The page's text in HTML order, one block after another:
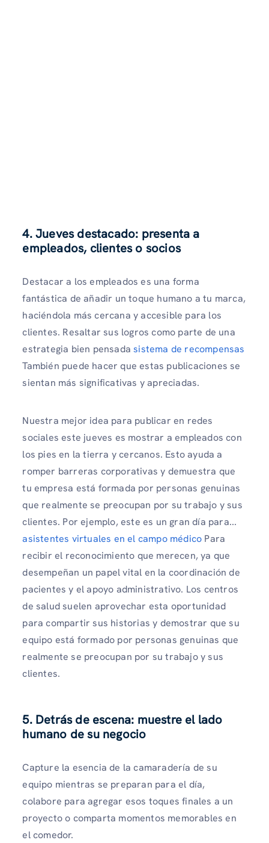
4. Jueves destacado: presenta a
empleados, clientes o socios
Destacar a los empleados es una forma
fantástica de añadir un toque humano a tu marca,
haciéndola más cercana y accesible para los
clientes. Resaltar sus logros como parte de una
estrategia bien pensadasistema de recompensas
También puede hacer que estas publicaciones se
sientan más significativas y apreciadas.
Nuestra mejor idea para publicar en redes
sociales este jueves es mostrar a empleados con
los pies en la tierra y cercanos. Esto ayuda a
romper barreras corporativas y demuestra que
tu empresa está formada por personas genuinas
que realmente se preocupan por su trabajo y sus
clientes. Por ejemplo, este es un gran día para...
asistentes virtuales en el campo médico Para
recibir el reconocimiento que merecen, ya que
desempeñan un papel vital en la coordinación de
pacientes y el apoyo administrativo. Los centros
de salud suelen aprovechar esta oportunidad
para compartir sus historias y demostrar que su
equipo está formado por personas genuinas que
realmente se preocupan por su trabajo y sus
clientes.
5. Detrás de escena: muestre el lado
humano de su negocio
Capture la esencia de la camaradería de su
equipo mientras se preparan para el día,
colabore para agregar esos toques finales a un
proyecto o comparta momentos memorables en
el comedor.